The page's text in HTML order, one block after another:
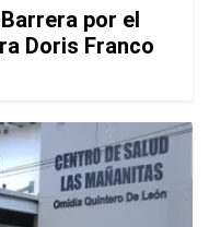
por el
Doris Franco